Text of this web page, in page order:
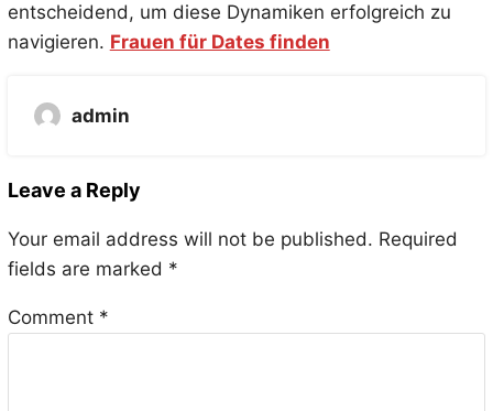
entscheidend, um diese Dynamiken erfolgreich zu
navigieren. Frauen für Dates finden
admin
Leave a Reply
Your email address will not be published. Required
fields are marked *
Comment *